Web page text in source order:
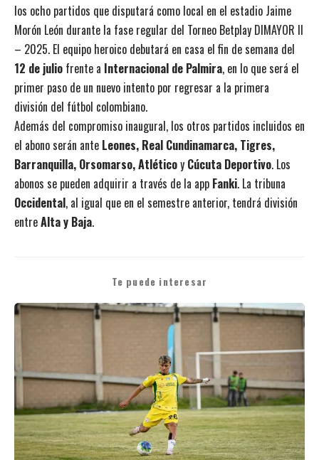
los ocho partidos que disputará como local en el estadio Jaime
Morón León durante la fase regular del Torneo Betplay DIMAYOR II
– 2025. El equipo heroico debutará en casa el fin de semana del
12 de julio frente a Internacional de Palmira, en lo que será el
primer paso de un nuevo intento por regresar a la primera
división del fútbol colombiano.
Además del compromiso inaugural, los otros partidos incluidos en
el abono serán ante Leones, Real Cundinamarca, Tigres,
Barranquilla, Orsomarso, Atléticoy Cúcuta Deportivo. Los
abonos se pueden adquirir a través de la app Fanki. La tribuna
Occidental, al igual que en el semestre anterior, tendrá división
entreAlta y Baja.
Te puede interesar